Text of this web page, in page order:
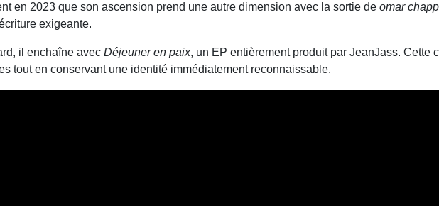
en 2023 que son ascension prend une autre dimension avec la sortie de omar
exigeante.
il enchaîne avec Déjeuner en paix, un EP entièrement produit par JeanJass. Cette
tout en conservant une identité immédiatement reconnaissable.